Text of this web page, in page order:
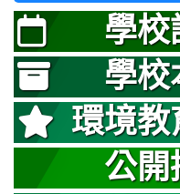
學校
學校
環境教
公開